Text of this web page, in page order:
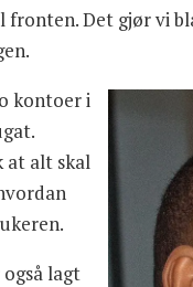
Det gjør vi
kontoer i
at alt skal
lagt